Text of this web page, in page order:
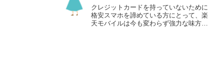
クレジットカードを持っていないために
格安スマホを諦めている方にとって、楽
天モバイルは今も変わらず強力な味方で